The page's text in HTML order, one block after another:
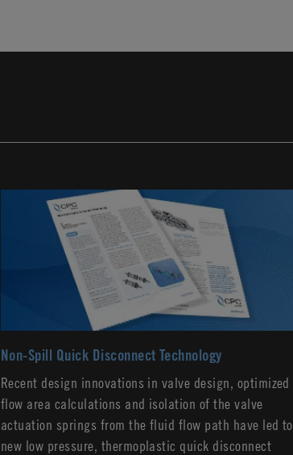
Non-Spill Quick Disconnect Technology
Recent design innovations in valve design, optimized
flow area calculations and isolation of the valve
actuation springs from the fluid flow path have led to
new low pressure, thermoplastic quick disconnect